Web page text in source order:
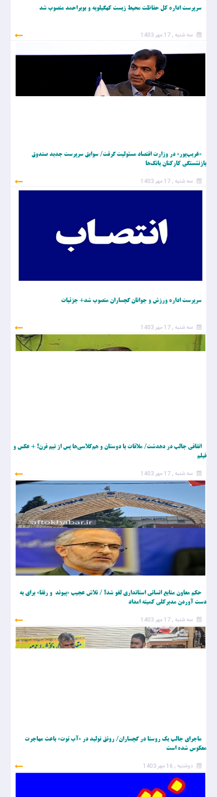
سرپرست اداره کل حفاظت محیط زیست کهگیلویه و بویراحمد منصوب شد
سه شنبه , 17 مهر 1403
«غریب‌پور» در وزارت اقتصاد مسئولیت گرفت/ سوابق سرپرست جدید صندوق
بازنشستگی کارکنان بانک‌ها
سه شنبه , 17 مهر 1403
سرپرست اداره ورزش و جوانان گچساران منصوب شد+ جزئیات
سه شنبه , 17 مهر 1403
اتفاقی جالب در دهدشت/ ملاقات با دوستان و هم‌کلاسی‌ها پس از نیم قرن! + عکس و
فیلم
سه شنبه , 17 مهر 1403
حکم معاون منابع انسانی استانداری لغو شد؟ / تلاش عجیب «پیوند و رفقا» برای به
دست آوردن مدیرکلی کمیته امداد
سه شنبه , 17 مهر 1403
ماجرای جالب یک روستا در گچساران/ رونق تولید در «آب توت» باعث مهاجرت
معکوس شده است
دوشنبه , 16 مهر 1403